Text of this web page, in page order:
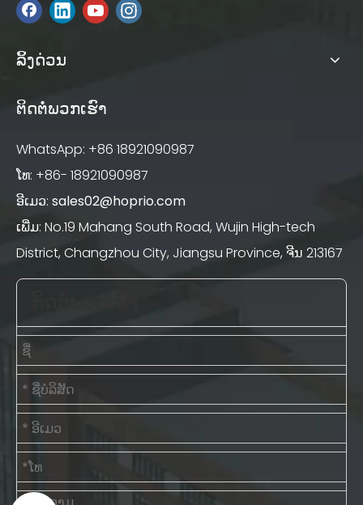
ລິ້ງດ່ວນ
ຕິດຕໍ່ພວກເຮົາ
WhatsApp: +86 18921090987
ໂທ: +86- 18921090987
ອີເມວ: sales02@hoprio.com
ເພີ່ມ: No.19 Mahang South Road, Wujin High-tech
District, Changzhou City, Jiangsu Province, ຈີນ 213167